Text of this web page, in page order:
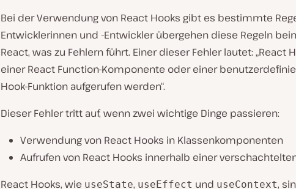
Bei der Verwendung von React Hooks gibt es bestimmte
Entwicklerinnen und -Entwickler übergehen diese Regeln
React, was zu Fehlern führt. Einer dieser Fehler lautet: „React
einer React Function-Komponente oder einer
Hook-Funktion aufgerufen werden“.
Dieser Fehler tritt auf, wenn zwei wichtige Dinge passieren:
Verwendung von React Hooks in Klassenkomponenten
Aufrufen von React Hooks innerhalb einer
React Hooks, wie useState, useEffect und useContext,